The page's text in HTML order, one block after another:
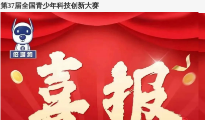
第37届全国青少年科技创新大赛